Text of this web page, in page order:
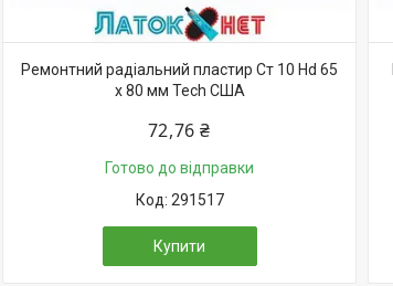
Ремонтний радіальний пластир Ст 10 Нd 65
х 80 мм Tech США
72,76 ₴
Готово до відправки
291517
Купити